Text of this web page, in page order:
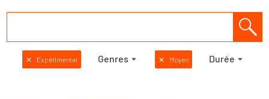
✕ Expérimental Genres ✕ Moyen Durée